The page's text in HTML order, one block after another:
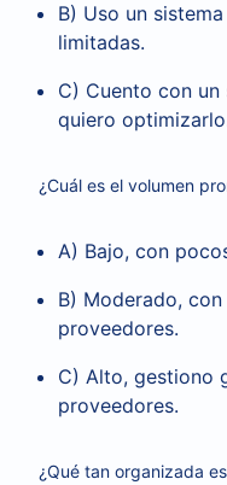
B) Uso un
limitadas.
C) Cuento con
quiero
¿Cuál es el volumen
A) Bajo, con
B) Moderado,
proveedores.
C) Alto, gestiono
proveedores.
¿Qué tan organizada